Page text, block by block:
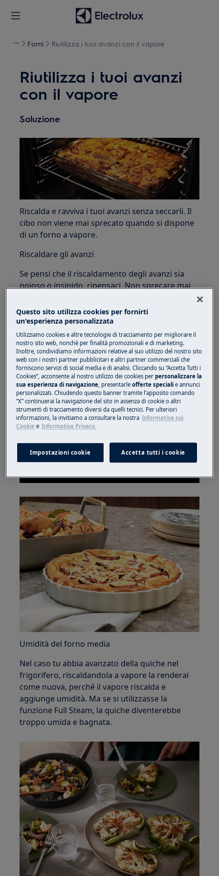
Forni Riutilizza i tuoi avanzi con il vapore
Riutilizza i tuoi avanzi
con il vapore
Soluzione
Riscalda e ravviva i tuoi avanzi senza seccarli. Il
cibo non viene mai sprecato quando si dispone
di un forno a vapore.
Riscaldare gli avanzi
Se pensi che il riscaldamento degli avanzi sia
noioso o insipido, ripensaci. Non sprecare mai
cibo quando si ha un forno a vapore a portata di
mano. Il vapore riscalda rapidamente gli avanzi
senza seccarli. Alcuni forni a vapore hanno
anche un programma speciale per questo, sui
forni a vapore Electrolux si chiama
"Rigenerazione a vapore". Quanto tempo
richiede riscaldare il cibo nel forno a vapore?
Dipende, guarda alcuni consigli di seguito.
Umidità del forno media
Nel caso tu abbia avanzato della quiche nel
frigorifero, riscaldandola a vapore la renderai
come nuova, perché il vapore riscalda e
aggiunge umidità. Ma se si utilizzasse la
funzione Full Steam, la quiche diventerebbe
troppo umida e bagnata.
Questo sito utilizza cookies per fornirti
un'esperienza personalizzata
Utilizziamo cookies e altre tecnologie di tracciamento per migliorare il
nostro sito web, nonchè per finalità promozionali e di marketing.
Inoltre, condividiamo informazioni relative al suo utilizzo del nostro sito
web con i nostri partner pubblicitari e altri partner commerciali che
forniscono servizi di social media e di analisi. Cliccando su “Accetta Tutti i
Cookies”, acconsente al nostro utilizzo dei cookies perpersonalizzare la
sua esperienza di navigazione, presentarleofferte speciali e annunci
personalizzati. Chiudendo questo banner tramite l’apposito comando
“X” continuerai la navigazione del sito in assenza di cookie o altri
strumenti di tracciamento diversi da quelli tecnici. Per ulteriori
informazioni, la invitiamo a consultare la nostra Informativa sui
Cookie e Informativa Privacy.
Impostazioni cookie Accetta tutti i cookie